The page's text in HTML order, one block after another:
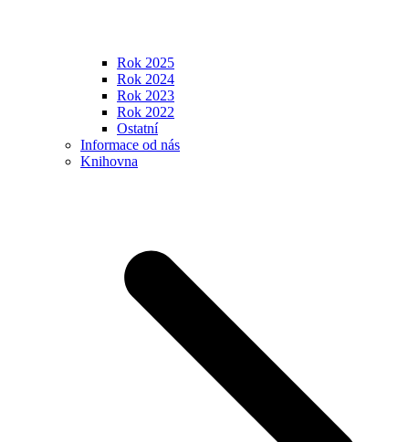
Rok 2025
Rok 2024
Rok 2023
Rok 2022
Ostatní
Informace od nás
Knihovna